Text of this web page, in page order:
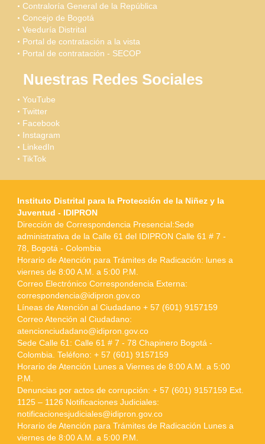
Contraloría General de la República
Concejo de Bogotá
Veeduría Distrital
Portal de contratación a la vista
Portal de contratación - SECOP
Nuestras Redes Sociales
YouTube
Twitter
Facebook
Instagram
LinkedIn
TikTok
Instituto Distrital para la Protección de la Niñez y la
Juventud - IDIPRON
Dirección de Correspondencia Presencial:Sede
administrativa de la Calle 61 del IDIPRON Calle 61 # 7 -
78, Bogotá - Colombia
Horario de Atención para Trámites de Radicación: lunes a
viernes de 8:00 A.M. a 5:00 P.M.
Correo Electrónico Correspondencia Externa:
correspondencia@idipron.gov.co
Líneas de Atención al Ciudadano + 57 (601) 9157159
Correo Atención al Ciudadano:
atencionciudadano@idipron.gov.co
Sede Calle 61: Calle 61 # 7 - 78 Chapinero Bogotá -
Colombia. Teléfono: + 57 (601) 9157159
Horario de Atención Lunes a Viernes de 8:00 A.M. a 5:00
P.M.
Denuncias por actos de corrupción: + 57 (601) 9157159 Ext.
1125 – 1126 Notificaciones Judiciales:
notificacionesjudiciales@idipron.gov.co
Horario de Atención para Trámites de Radicación Lunes a
viernes de 8:00 A.M. a 5:00 P.M.